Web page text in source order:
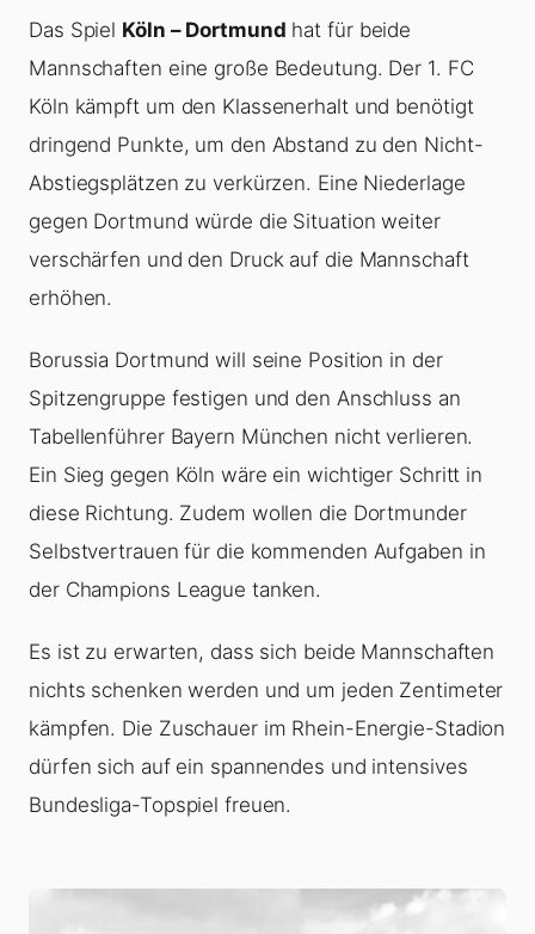
Das Spiel Köln – Dortmund hat für beide
Mannschaften eine große Bedeutung. Der 1. FC
Köln kämpft um den Klassenerhalt und benötigt
dringend Punkte, um den Abstand zu den Nicht-
Abstiegsplätzen zu verkürzen. Eine Niederlage
gegen Dortmund würde die Situation weiter
verschärfen und den Druck auf die Mannschaft
erhöhen.
Borussia Dortmund will seine Position in der
Spitzengruppe festigen und den Anschluss an
Tabellenführer Bayern München nicht verlieren.
Ein Sieg gegen Köln wäre ein wichtiger Schritt in
diese Richtung. Zudem wollen die Dortmunder
Selbstvertrauen für die kommenden Aufgaben in
der Champions League tanken.
Es ist zu erwarten, dass sich beide Mannschaften
nichts schenken werden und um jeden Zentimeter
kämpfen. Die Zuschauer im Rhein-Energie-Stadion
dürfen sich auf ein spannendes und intensives
Bundesliga-Topspiel freuen.